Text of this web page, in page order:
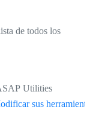
de todos los
Utilities
sus